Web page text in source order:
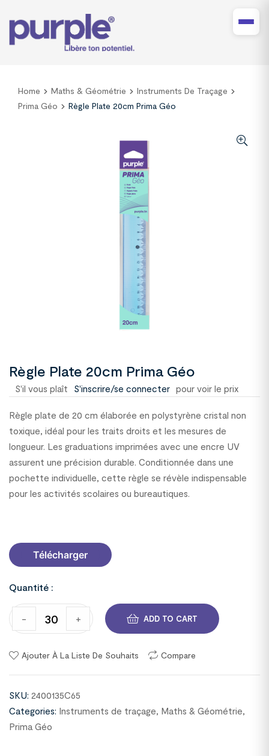
Home Maths & Géométrie
Instruments De Traçage
Prima Géo
Règle Plate 20cm Prima Géo
Règle Plate 20cm Prima Géo
S'il vous plaît S'inscrire/se connecter pour voir le prix
Règle plate de 20 cm élaborée en polystyrène cristal non
toxique, idéal pour les traits droits et les mesures de
longueur. Les graduations imprimées avec une encre UV
assurent une précision durable. Conditionnée dans une
pochette individuelle, cette règle se révèle indispensable
pour les activités scolaires ou bureautiques.
Télécharger
Quantité :
- + ADD TO CART
Ajouter À La Liste De Souhaits Compare
SKU: 2400135C65
Categories: Instruments de traçage, Maths & Géométrie,
Prima Géo